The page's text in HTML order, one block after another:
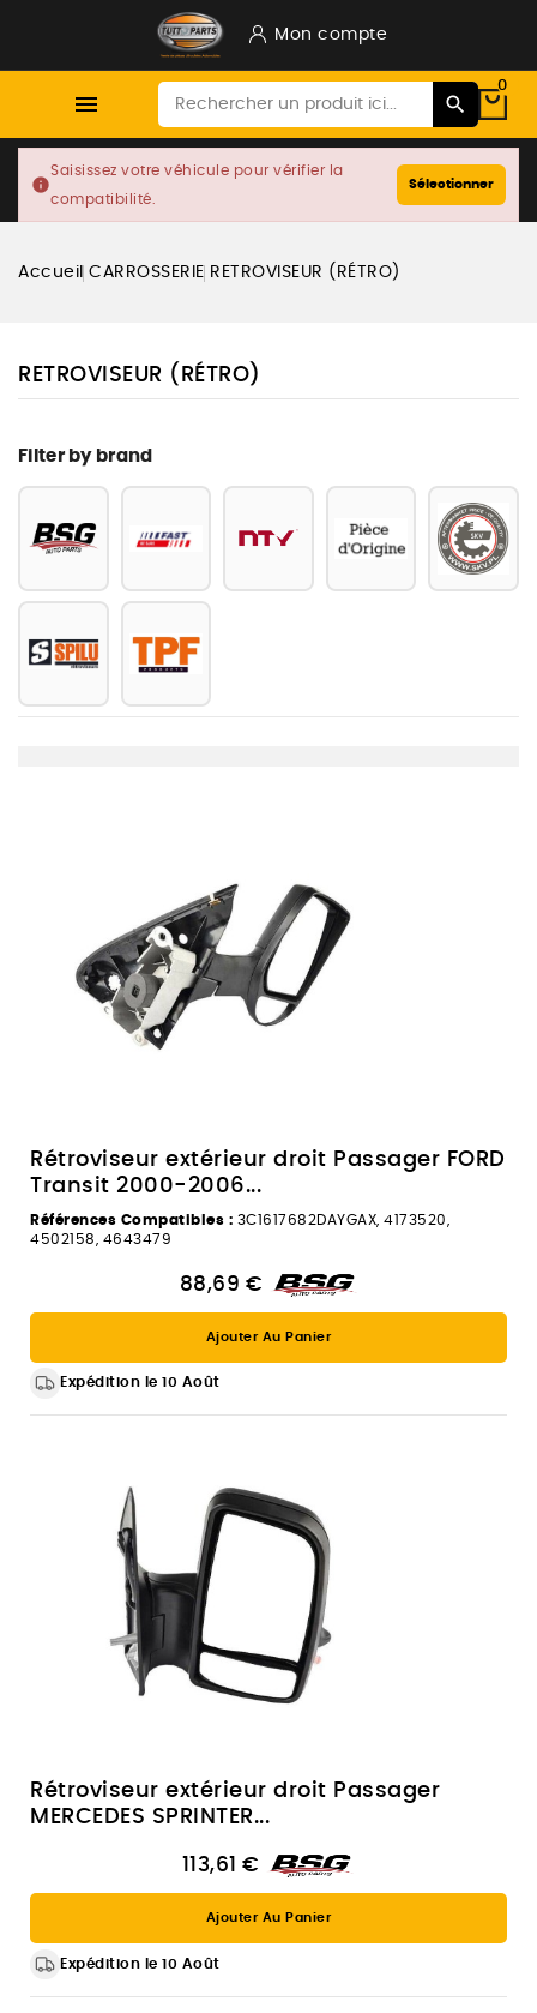
Mon compte

0
info
Saisissez votre véhicule pour vérifier la
compatibilité.
Sélectionner
Accueil CARROSSERIE RETROVISEUR (RÉTRO)
RETROVISEUR (RÉTRO)
Filter by brand
Rétroviseur extérieur droit Passager FORD
Transit 2000-2006...
Références Compatibles : 3C1617682DAYGAX, 4173520,
4502158, 4643479
88,69 €
Ajouter Au Panier
Expédition le 10 Août
Rétroviseur extérieur droit Passager
MERCEDES SPRINTER...
113,61 €
Ajouter Au Panier
Expédition le 10 Août